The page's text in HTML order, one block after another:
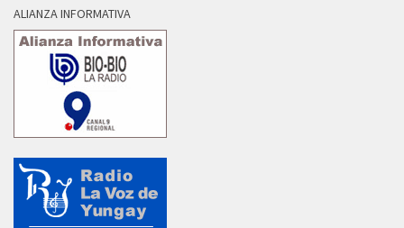
ALIANZA INFORMATIVA